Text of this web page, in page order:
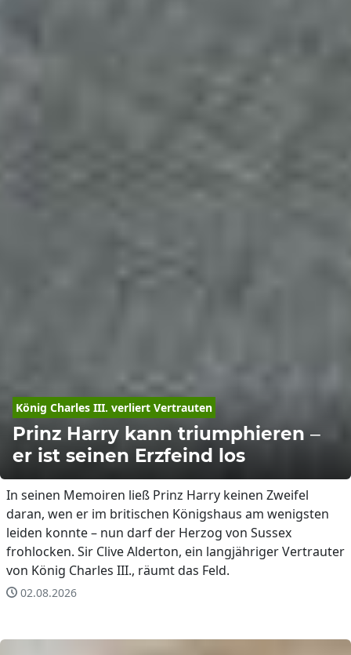
König Charles III. verliert Vertrauten
Prinz Harry kann triumphieren –
er ist seinen Erzfeind los
In seinen Memoiren ließ Prinz Harry keinen Zweifel
daran, wen er im britischen Königshaus am wenigsten
leiden konnte – nun darf der Herzog von Sussex
frohlocken. Sir Clive Alderton, ein langjähriger Vertrauter
von König Charles III., räumt das Feld.
02.08.2026